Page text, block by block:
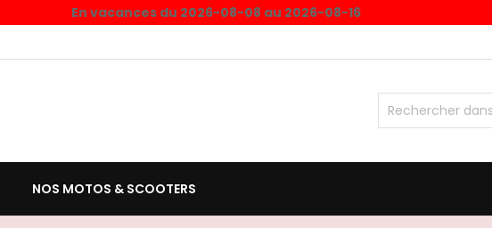
En vacances du 2026-08-08 au 2026-08-16
NOS MOTOS & SCOOTERS